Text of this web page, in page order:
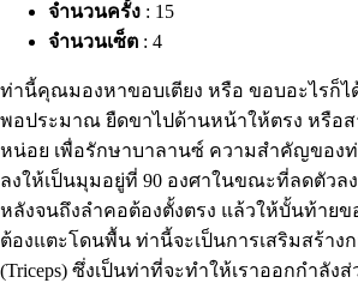
จำนวนครั้ง : 15
จำนวนเซ็ต : 4
ท่านี้คุณมองหาขอบเตียง หรือ ขอบอะไรก็
พอประมาณ ยืดขาไปด้านหน้าให้ตรง หรือส
หน่อย เพื่อรักษาบาลานซ์ ความสำคัญของ
ลงให้เป็นมุมอยู่ที่ 90 องศาในขณะที่ลดตัวล
หลังจนถึงลำคอต้องตั้งตรง แล้วให้บั้นท้ายข
ต้องแตะโดนพื้น ท่านี้จะเป็นการเสริมสร้าง
(Triceps) ซึ่งเป็นท่าที่จะทำให้เราออกกำลัง